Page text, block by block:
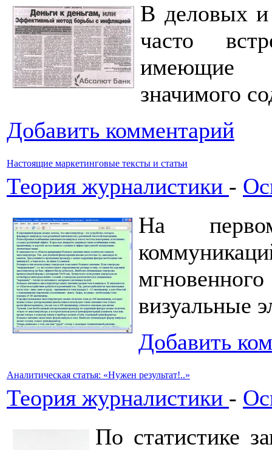
В деловых и
часто
имеющие
значимого
Добавить комментарий
Настоящие маркетинговые тексты и статьи
Теория журналистики -
На
визуальные
Добавить
Аналитическая статья: «Нужен результат!..»
Теория журналистики -
По статистике